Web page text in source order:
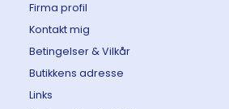
Firma profil
Kontakt mig
Betingelser & Vilkår
Butikkens adresse
Links